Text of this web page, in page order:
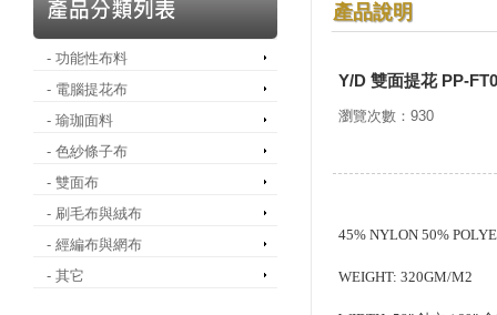
- 功能性布料
- 電腦提花布
- 瑜珈面料
- 色紗條子布
- 雙面布
- 刷毛布與絨布
- 經編布與網布
- 其它
產品說明
Y/D 雙面提花 PP-
瀏覽次數：930
45% NYLON 50%
WEIGHT: 320GM/M2